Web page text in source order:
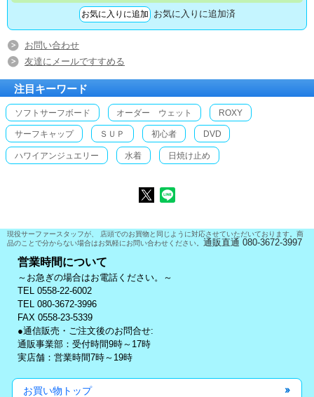
お気に入りに追加済
お問い合わせ
友達にメールですすめる
注目キーワード
ソフトサーフボード オーダー ウェット ROXY
サーフキャップ ＳＵＰ 初心者 DVD
ハワイアンジュエリー 水着 日焼け止め
現役サーファースタッフが、 店頭でのお買物と同じように対応させていただいております。商
品のことで分からない場合はお気軽にお問い合わせください。 通販直通 080-3672-3997
営業時間について
～お急ぎの場合はお電話ください。～
TEL 0558-22-6002
TEL 080-3672-3996
FAX 0558-23-5339
●通信販売・ご注文後のお問合せ:
通販事業部：受付時間9時～17時
実店舗：営業時間7時～19時
お買い物トップ